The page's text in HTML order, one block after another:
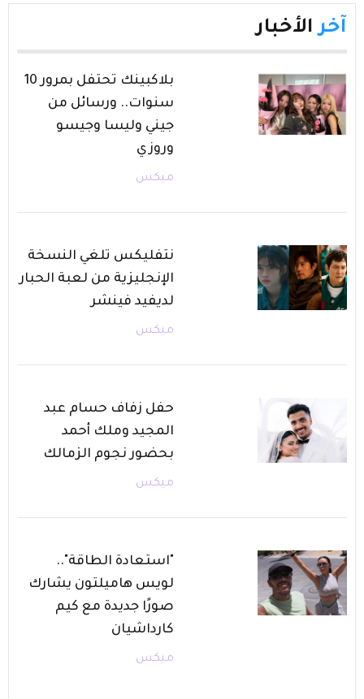
آخر الأخبار
بلاكبينك تحتفل بمرور 10
سنوات.. ورسائل من
جيني وليسا وجيسو
وروزي
ميكس
نتفليكس تلغي النسخة
الإنجليزية من لعبة الحبار
لديفيد فينشر
ميكس
حفل زفاف حسام عبد
المجيد وملك أحمد
بحضور نجوم الزمالك
ميكس
"استعادة الطاقة"..
لويس هاميلتون يشارك
صورًا جديدة مع كيم
كارداشيان
ميكس